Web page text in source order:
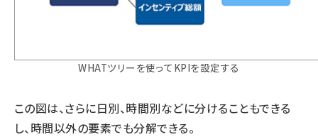
WHATツリーを使ってKPIを設定する
この図は、さらに日別、時間別などに分けることもできる
し、時間以外の要素でも分解できる。